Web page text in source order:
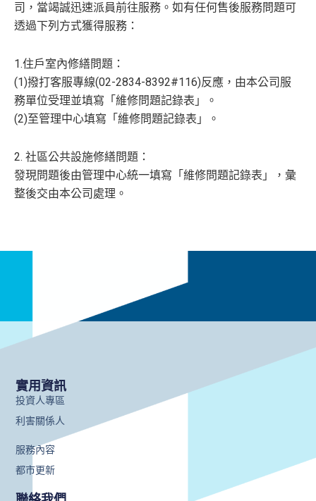
司，當竭誠迅速派員前往服務。如有任何售後服務問題可
透過下列方式獲得服務：
1.住戶室內修繕問題：
(1)撥打客服專線(02-2834-8392#116)反應，由本公司服
務單位受理並填寫「維修問題記錄表」。
(2)至管理中心填寫「維修問題記錄表」。
2. 社區公共設施修繕問題：
發現問題後由管理中心統一填寫「維修問題記錄表」，彙
整後交由本公司處理。
實用資訊
投資人專區
利害關係人
服務內容
都市更新